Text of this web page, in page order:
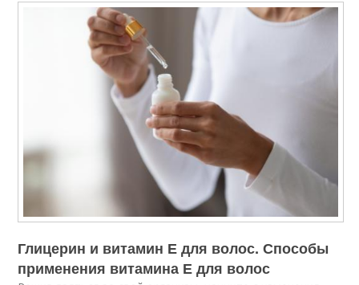
Глицерин и витамин Е для волос. Способы
применения витамина Е для волос